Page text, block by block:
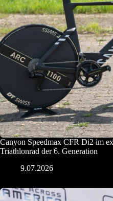
Canyon Speedmax CFR Di2 im
Triathlonrad der 6. Generation
9.07.2026